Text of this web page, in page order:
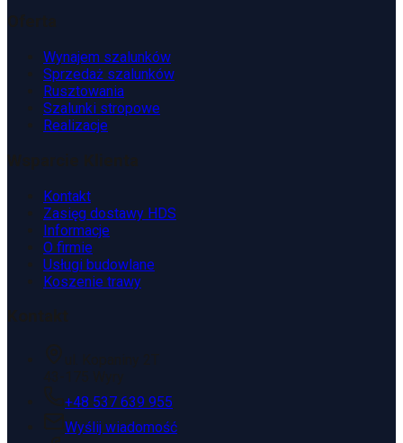
Wynajem szalunków
Sprzedaż szalunków
Rusztowania
Szalunki stropowe
Realizacje
Kontakt
Zasięg dostawy HDS
Informacje
O firmie
Usługi budowlane
Koszenie trawy
+48 537 639 955
Wyślij wiadomość